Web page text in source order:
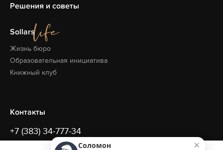
Решения и советы
Sollars
Жизнь бюро
Образовательная инициатива
Книжный клуб
Контакты
+7 (383) 34-777-34
×
Соломон